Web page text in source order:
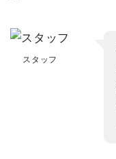
スタッフ